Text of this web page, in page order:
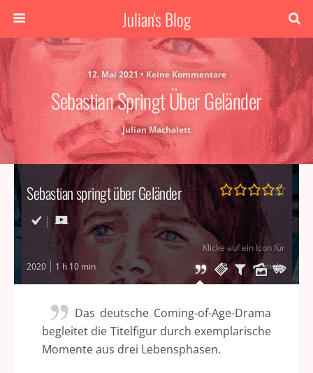
Julian's Blog
12. Mai 2021 • Keine Kommentare
Sebastian Springt Über Geländer
Julian Machalett
Sebastian springt über Geländer
2020 1 h 10 min
Klicke auf ein Icon für
mehr
Das deutsche Coming-of-Age-Drama
begleitet die Titelfigur durch exemplarische
Momente aus drei Lebensphasen.